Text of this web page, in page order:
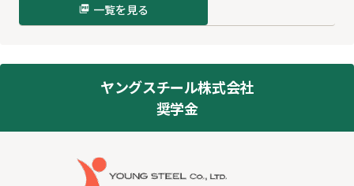
一覧を見る
ヤングスチール株式会社
奨学金